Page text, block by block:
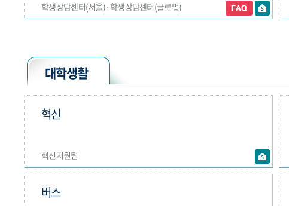
학생상담센터(서울) ∙ 학생상담센터(글로벌)
대학생활
혁신지원팀
혁신
버스